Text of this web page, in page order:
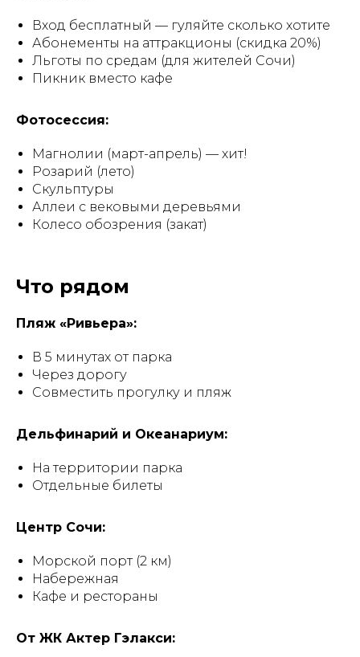
Вход бесплатный — гуляйте сколько хотите
Абонементы на аттракционы (скидка 20%)
Льготы по средам (для жителей Сочи)
Пикник вместо кафе
Фотосессия:
Магнолии (март-апрель) — хит!
Розарий (лето)
Скульптуры
Аллеи с вековыми деревьями
Колесо обозрения (закат)
Что рядом
Пляж «Ривьера»:
В 5 минутах от парка
Через дорогу
Совместить прогулку и пляж
Дельфинарий и Океанариум:
На территории парка
Отдельные билеты
Центр Сочи:
Морской порт (2 км)
Набережная
Кафе и рестораны
От ЖК Актер Гэлакси: